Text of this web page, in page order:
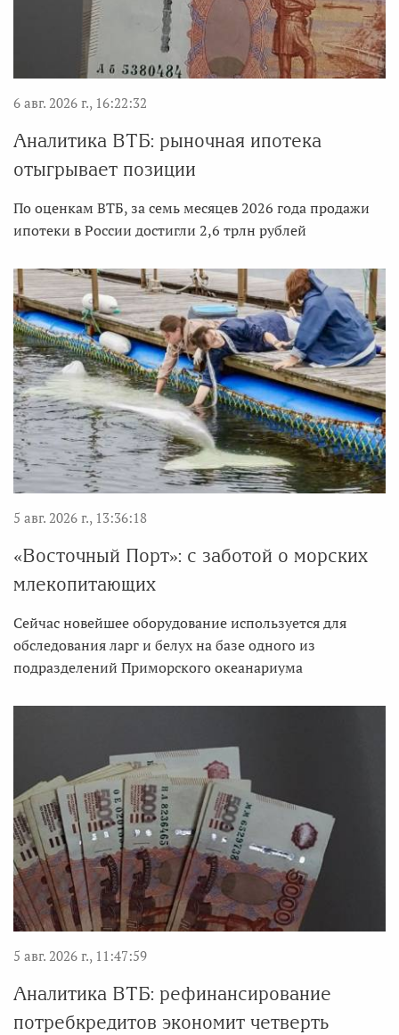
6 авг. 2026 г., 16:22:32
Аналитика ВТБ: рыночная ипотека
отыгрывает позиции
По оценкам ВТБ, за семь месяцев 2026 года продажи
ипотеки в России достигли 2,6 трлн рублей
5 авг. 2026 г., 13:36:18
«Восточный Порт»: с заботой о морских
млекопитающих
Сейчас новейшее оборудование используется для
обследования ларг и белух на базе одного из
подразделений Приморского океанариума
5 авг. 2026 г., 11:47:59
Аналитика ВТБ: рефинансирование
потребкредитов экономит четверть